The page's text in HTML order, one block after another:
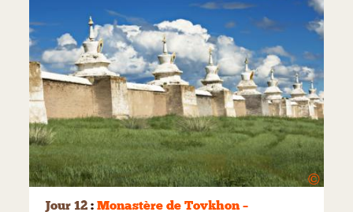
©
Jour 12 : Monastère de Tovkhon –